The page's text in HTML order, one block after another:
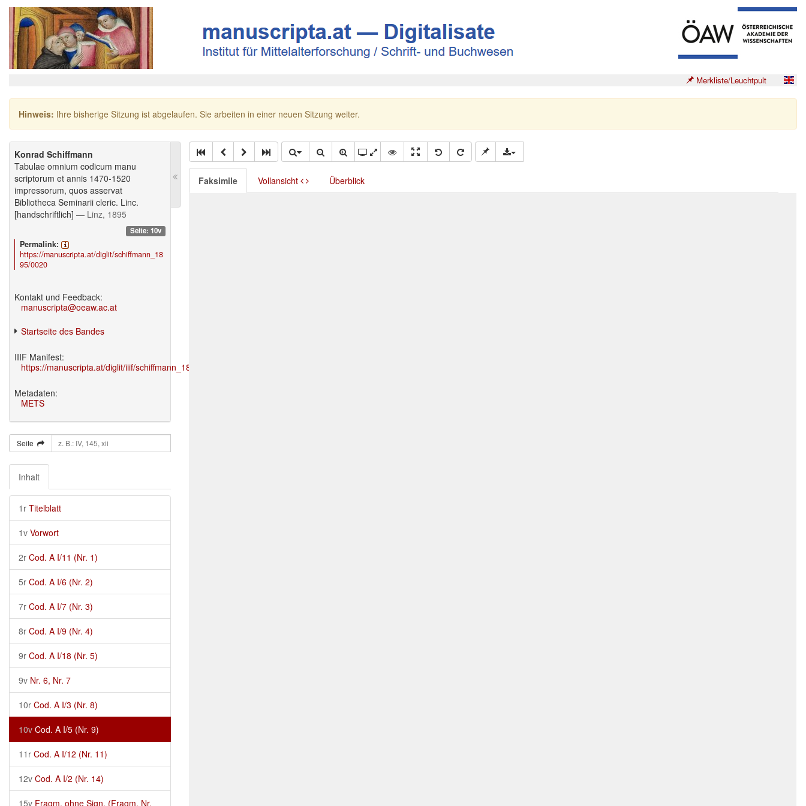
Merkliste/Leuchtpult
Hinweis: Ihre bisherige Sitzung ist abgelaufen. Sie arbeiten in einer neuen Sitzung weiter.
Konrad Schiffmann
Tabulae omnium codicum manu
scriptorum et annis 1470-1520
impressorum, quos asservat
Bibliotheca Seminarii cleric. Linc.
[handschriftlich] — Linz, 1895
Seite: 10v
Permalink:
https://manuscripta.at/diglit/schiffmann_18
95/0020
Kontakt und Feedback:
manuscripta@oeaw.ac.at
Startseite des Bandes
IIIF Manifest:
https://manuscripta.at/diglit/iiif/schiffmann_1895/manifest.json
Metadaten:
METS
Seite
Inhalt
1r Titelblatt
1v Vorwort
2r Cod. A I/11 (Nr. 1)
5r Cod. A I/6 (Nr. 2)
7r Cod. A I/7 (Nr. 3)
8r Cod. A I/9 (Nr. 4)
9r Cod. A I/18 (Nr. 5)
9v Nr. 6, Nr. 7
10r Cod. A I/3 (Nr. 8)
10v Cod. A I/5 (Nr. 9)
11r Cod. A I/12 (Nr. 11)
12v Cod. A I/2 (Nr. 14)
15v Fragm. ohne Sign. (Fragm. Nr.
Faksimile Vollansicht Überblick